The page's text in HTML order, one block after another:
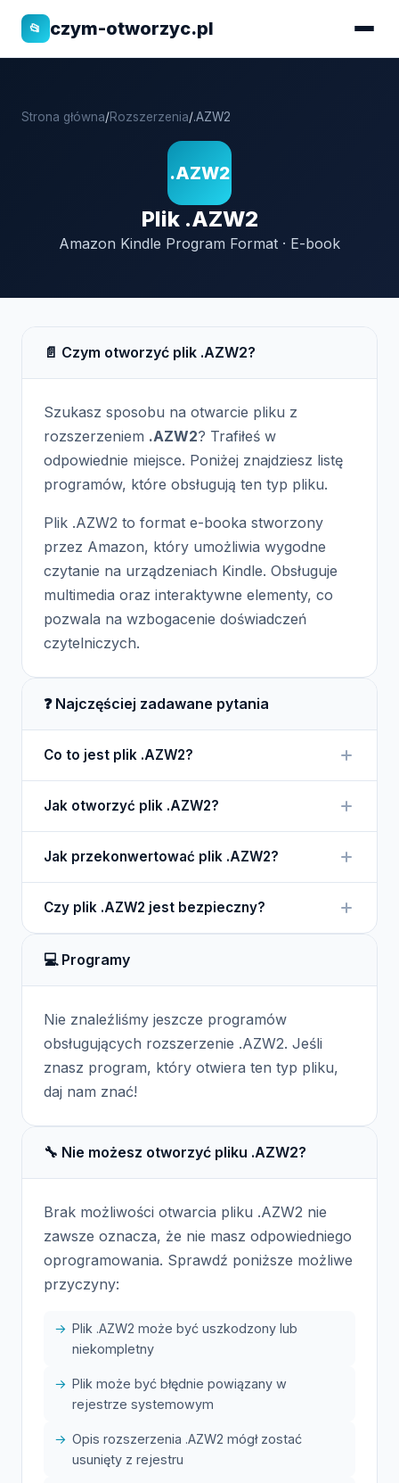
📂 czym-otworzyc.pl
Strona główna/Rozszerzenia/.AZW2
.AZW2
Plik .AZW2
Amazon Kindle Program Format · E-book
📄 Czym otworzyć plik .AZW2?
Szukasz sposobu na otwarcie pliku z
rozszerzeniem .AZW2? Trafiłeś w
odpowiednie miejsce. Poniżej znajdziesz listę
programów, które obsługują ten typ pliku.
Plik .AZW2 to format e-booka stworzony
przez Amazon, który umożliwia wygodne
czytanie na urządzeniach Kindle. Obsługuje
multimedia oraz interaktywne elementy, co
pozwala na wzbogacenie doświadczeń
czytelniczych.
❓ Najczęściej zadawane pytania
Co to jest plik .AZW2?
czytnikach Kindle. Umożliwia interaktywne czytanie
i obsługuje multimedia.
Jak otworzyć plik .AZW2?
lub w aplikacji Kindle dostępnej na różnych
platformach.
Jak przekonwertować plik .AZW2?
takich jak Calibre, które obsługują różne formaty e-
booków.
Czy plik .AZW2 jest bezpieczny?
zabezpieczenia chroniące treści przed
nieautoryzowanym dostępem.
💻 Programy
Nie znaleźliśmy jeszcze programów
obsługujących rozszerzenie .AZW2. Jeśli
znasz program, który otwiera ten typ pliku,
daj nam znać!
🔧 Nie możesz otworzyć pliku .AZW2?
Brak możliwości otwarcia pliku .AZW2 nie
zawsze oznacza, że nie masz odpowiedniego
oprogramowania. Sprawdź poniższe możliwe
przyczyny:
Plik .AZW2 może być uszkodzony lub
niekompletny
Plik może być błędnie powiązany w
rejestrze systemowym
Opis rozszerzenia .AZW2 mógł zostać
usunięty z rejestru